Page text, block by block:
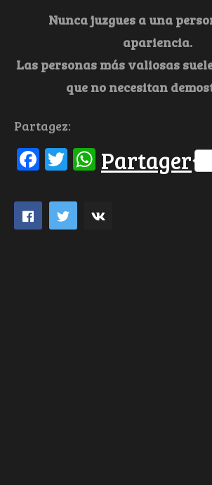
Nunca juzgues a una
apariencia.
Las personas más valiosas
que no necesitan
Partagez:
Facebook
Twitter
WhatsApp
Partager